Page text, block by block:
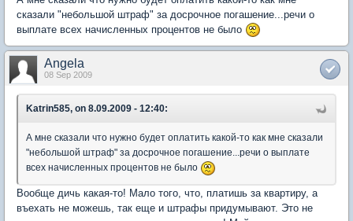
сказали "небольшой штраф" за досрочное погашение...речи о
выплате всех начисленных процентов не было
Angela
08 Sep 2009
Katrin585, on 8.09.2009 - 12:40:
А мне сказали что нужно будет оплатить какой-то как мне сказали
"небольшой штраф" за досрочное погашение...речи о выплате
всех начисленных процентов не было
Вообще дичь какая-то! Мало того, что, платишь за квартиру, а
въехать не можешь, так еще и штрафы придумывают. Это не